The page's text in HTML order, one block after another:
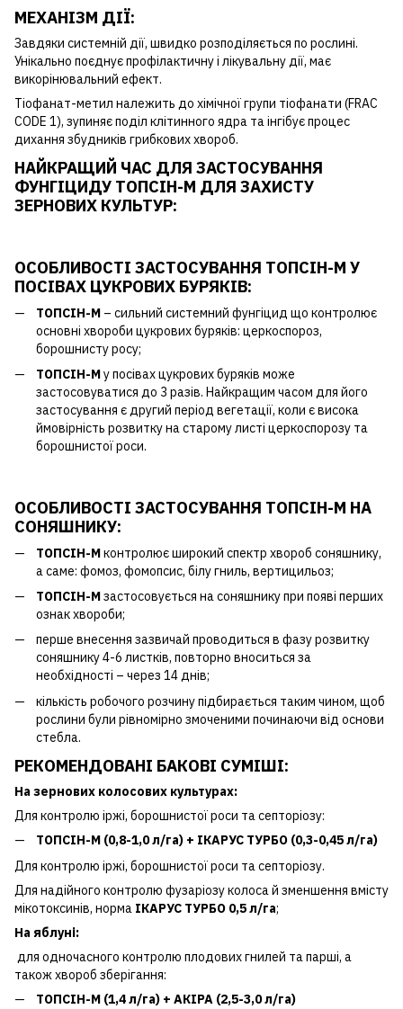
МЕХАНІЗМ ДІЇ:
Завдяки системній дії, швидко розподіляється по рослині.
Унікально поєднує профілактичну і лікувальну дії, має
викорінювальний ефект.
Тіофанат-метил належить до хімічної групи тіофанати (FRAC
CODE 1), зупиняє поділ клітинного ядра та інгібує процес
дихання збудників грибкових хвороб.
НАЙКРАЩИЙ ЧАС ДЛЯ ЗАСТОСУВАННЯ
ФУНГІЦИДУ ТОПСІН-М ДЛЯ ЗАХИСТУ
ЗЕРНОВИХ КУЛЬТУР:
ОСОБЛИВОСТІ ЗАСТОСУВАННЯ ТОПСІН-М У
ПОСІВАХ ЦУКРОВИХ БУРЯКІВ:
ТОПСІН-М – сильний системний фунгіцид що контролює
основні хвороби цукрових буряків: церкоспороз,
борошнисту росу;
ТОПСІН-Му посівах цукрових буряків може
застосовуватися до 3 разів. Найкращим часом для його
застосування є другий період вегетації, коли є висока
ймовірність розвитку на старому листі церкоспорозу та
борошнистої роси.
ОСОБЛИВОСТІ ЗАСТОСУВАННЯ ТОПСІН-М НА
СОНЯШНИКУ:
ТОПСІН-Мконтролює широкий спектр хвороб соняшнику,
а саме: фомоз, фомопсис, білу гниль, вертицильоз;
ТОПСІН-Мзастосовується на соняшнику при появі перших
ознак хвороби;
перше внесення зазвичай проводиться в фазу розвитку
соняшнику 4-6 листків, повторно вноситься за
необхідності – через 14 днів;
кількість робочого розчину підбирається таким чином, щоб
рослини були рівномірно змоченими починаючи від основи
стебла.
РЕКОМЕНДОВАНІ БАКОВІ СУМІШІ:
На зернових колосових культурах:
Для контролю іржі, борошнистої роси та септоріозу:
ТОПСІН-М (0,8-1,0 л/га) + ІКАРУС ТУРБО (0,3-0,45 л/га)
Для контролю іржі, борошнистої роси та септоріозу.
Для надійного контролю фузаріозу колоса й зменшення вмісту
мікотоксинів, норма ІКАРУС ТУРБО 0,5 л/га;
На яблуні:
для одночасного контролю плодових гнилей та парші, а
також хвороб зберігання:
ТОПСІН-М (1,4 л/га) + АКІРА (2,5-3,0 л/га)